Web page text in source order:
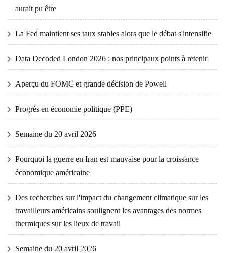
aurait pu être
La Fed maintient ses taux stables alors que le débat s'intensifie
Data Decoded London 2026 : nos principaux points à retenir
Aperçu du FOMC et grande décision de Powell
Progrès en économie politique (PPE)
Semaine du 20 avril 2026
Pourquoi la guerre en Iran est mauvaise pour la croissance
économique américaine
Des recherches sur l'impact du changement climatique sur les
travailleurs américains soulignent les avantages des normes
thermiques sur les lieux de travail
Semaine du 20 avril 2026